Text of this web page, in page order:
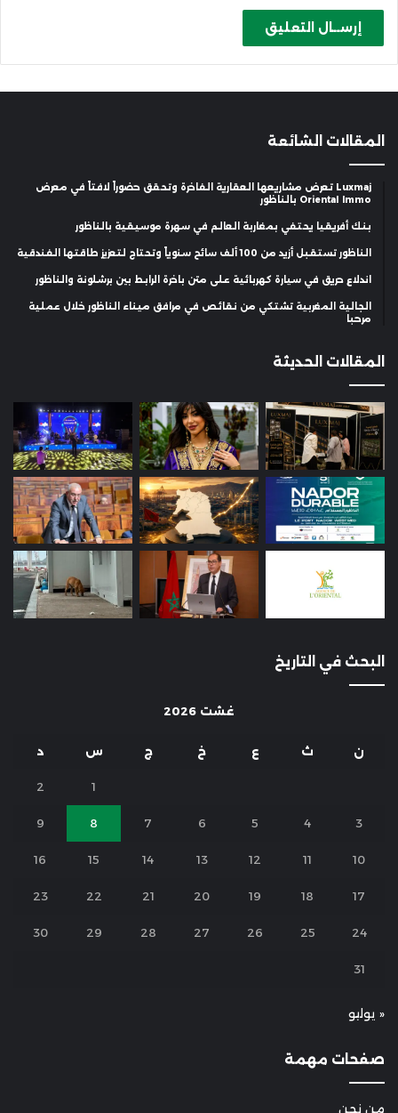
المقالات الشائعة
Luxmaj تعرض مشاريعها العقارية الفاخرة وتحقق حضوراً لافتاً في معرض
Oriental Immo بالناظور
بنك أفريقيا يحتفي بمغاربة العالم في سهرة موسيقية بالناظور
الناظور تستقبل أزيد من 100 ألف سائح سنوياً وتحتاج لتعزيز طاقتها الفندقية
اندلاع حريق في سيارة كهربائية على متن باخرة الرابط بين برشلونة والناظور
الجالية المغربية تشتكي من نقائص في مرافق ميناء الناظور خلال عملية
مرحبا
المقالات الحديثة
البحث في التاريخ
غشت 2026
ن ث ع خ ج س د
1
2
3
4
5
6
7
8
9
10
11
12
13
14
15
16
17
18
19
20
21
22
23
24
25
26
27
28
29
30
31
« يوليو
صفحات مهمة
من نحن